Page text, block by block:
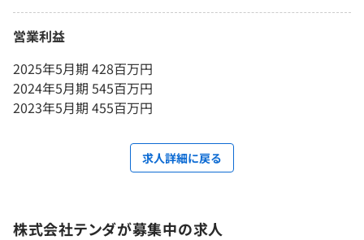
営業利益
2025年5月期 428百万円
2024年5月期 545百万円
2023年5月期 455百万円
求人詳細に戻る
株式会社テンダが募集中の求人